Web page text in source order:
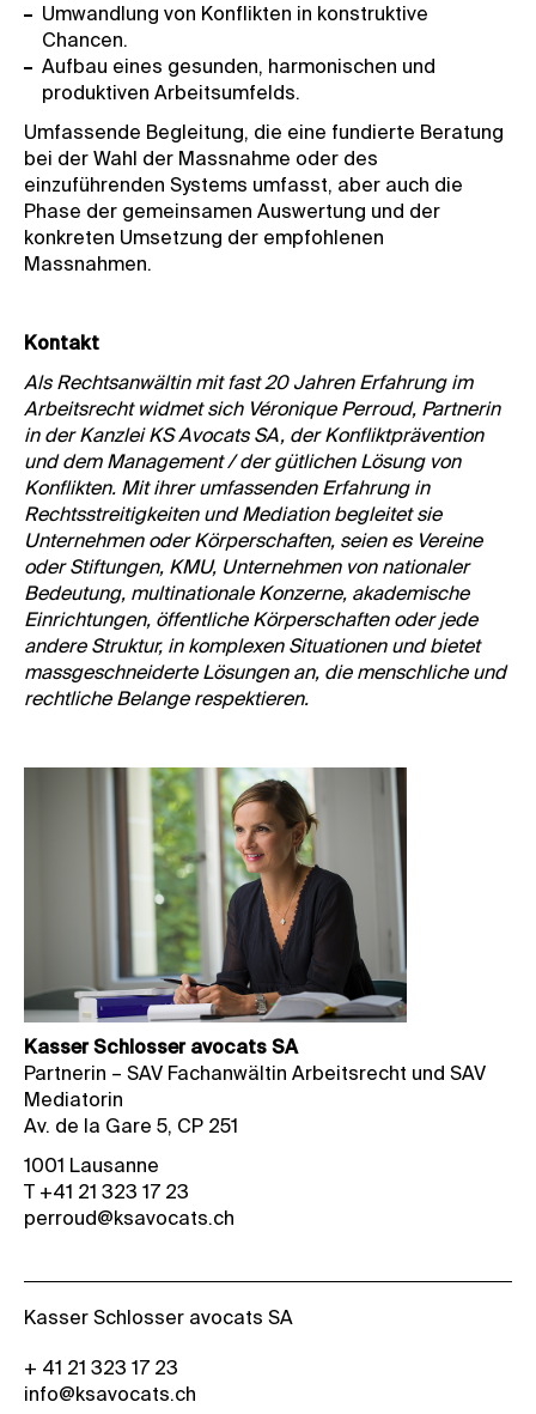
Umwandlung von Konflikten in konstruktive
Chancen.
Aufbau eines gesunden, harmonischen und
produktiven Arbeitsumfelds.
Umfassende Begleitung, die eine fundierte Beratung
bei der Wahl der Massnahme oder des
einzuführenden Systems umfasst, aber auch die
Phase der gemeinsamen Auswertung und der
konkreten Umsetzung der empfohlenen
Massnahmen.
Kontakt
Als Rechtsanwältin mit fast 20 Jahren Erfahrung im
Arbeitsrecht widmet sich Véronique Perroud, Partnerin
in der Kanzlei KS Avocats SA, der Konfliktprävention
und dem Management / der gütlichen Lösung von
Konflikten. Mit ihrer umfassenden Erfahrung in
Rechtsstreitigkeiten und Mediation begleitet sie
Unternehmen oder Körperschaften, seien es Vereine
oder Stiftungen, KMU, Unternehmen von nationaler
Bedeutung, multinationale Konzerne, akademische
Einrichtungen, öffentliche Körperschaften oder jede
andere Struktur, in komplexen Situationen und bietet
massgeschneiderte Lösungen an, die menschliche und
rechtliche Belange respektieren.
Kasser Schlosser avocats SA
Partnerin – SAV Fachanwältin Arbeitsrecht und SAV
Mediatorin
Av. de la Gare 5, CP 251
1001 Lausanne
T +41 21 323 17 23
perroud@ksavocats.ch
Kasser Schlosser avocats SA
+ 41 21 323 17 23
info@ksavocats.ch